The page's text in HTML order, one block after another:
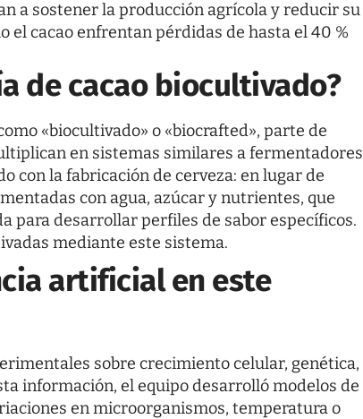
a sostener la producción agrícola y reducir su
el cacao enfrentan pérdidas de hasta el 40 %
de cacao biocultivado?
«biocultivado» o «biocrafted», parte de
en sistemas similares a fermentadores
con la fabricación de cerveza: en lugar de
con agua, azúcar y nutrientes, que
para desarrollar perfiles de sabor específicos.
mediante este sistema.
artificial en este
sobre crecimiento celular, genética,
información, el equipo desarrolló modelos de
en microorganismos, temperatura o